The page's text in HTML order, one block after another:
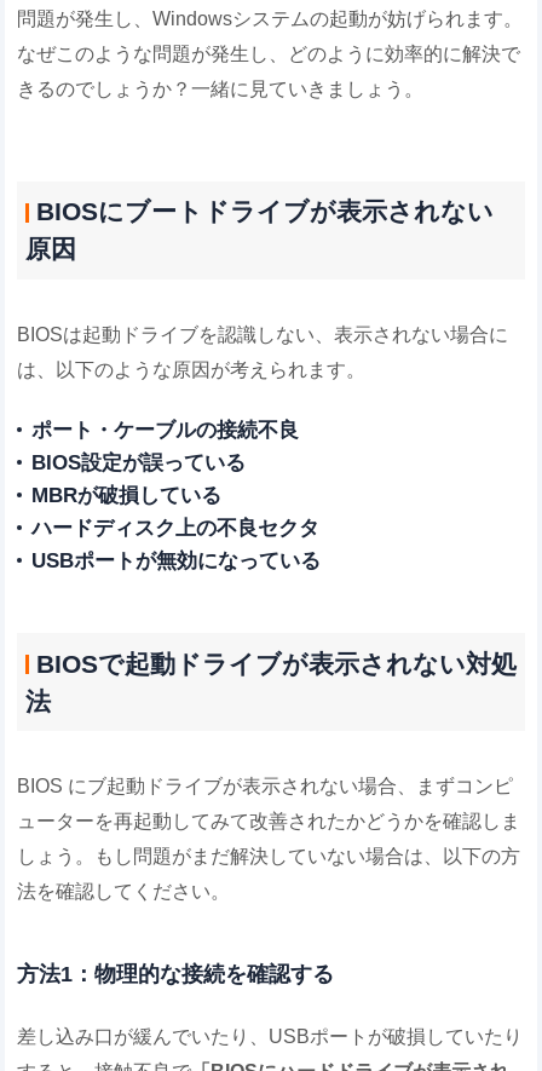
問題が発生し、Windowsシステムの起動が妨げられます。
なぜこのような問題が発生し、どのように効率的に解決で
きるのでしょうか？一緒に見ていきましょう。
BIOSにブートドライブが表示されない
原因
BIOSは起動ドライブを認識しない、表示されない場合に
は、以下のような原因が考えられます。
ポート・ケーブルの接続不良
BIOS設定が誤っている
MBRが破損している
ハードディスク上の不良セクタ
USBポートが無効になっている
BIOSで起動ドライブが表示されない対処
法
BIOS にブ起動ドライブが表示されない場合、まずコンピ
ューターを再起動してみて改善されたかどうかを確認しま
しょう。もし問題がまだ解決していない場合は、以下の方
法を確認してください。
方法1：物理的な接続を確認する
差し込み口が緩んでいたり、USBポートが破損していたり